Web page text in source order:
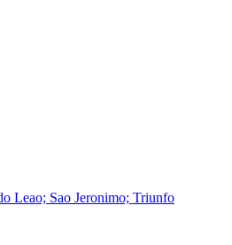
Leao; Sao Jeronimo; Triunfo